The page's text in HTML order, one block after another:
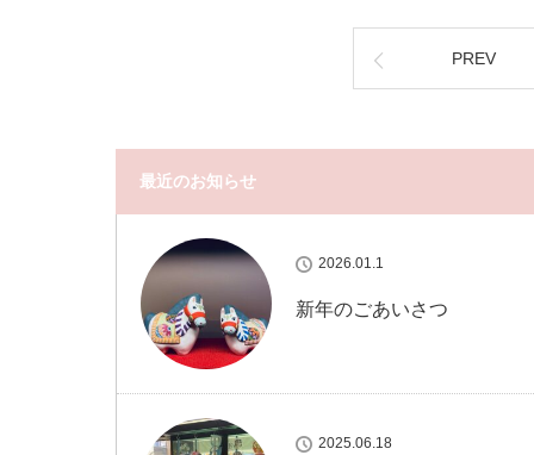
PREV
最近のお知らせ
2026.01.1
新年のごあいさつ
2025.06.18